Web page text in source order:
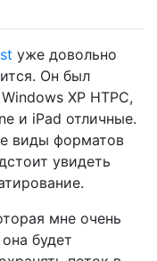
уже довольно
Он был
XP HTPC,
и iPad отличные.
виды форматов
увидеть
мне очень
будет